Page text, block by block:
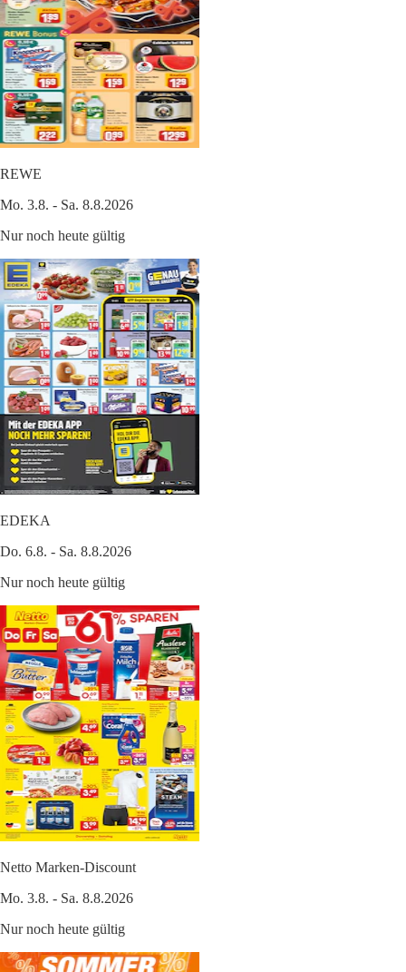
REWE
Mo. 3.8. - Sa. 8.8.2026
Nur noch heute gültig
EDEKA
Do. 6.8. - Sa. 8.8.2026
Nur noch heute gültig
Netto Marken-Discount
Mo. 3.8. - Sa. 8.8.2026
Nur noch heute gültig